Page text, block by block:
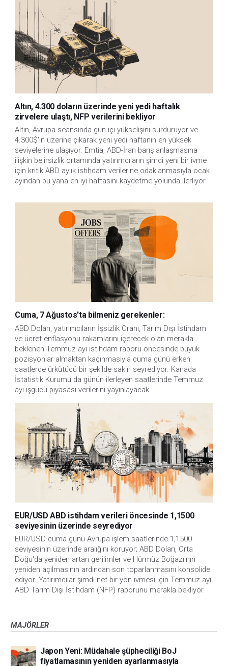
Altın, 4.300 doların üzerinde yeni yedi haftalık
zirvelere ulaştı, NFP verilerini bekliyor
Altın, Avrupa seansında gün içi yükselişini sürdürüyor ve
4.300$'ın üzerine çıkarak yeni yedi haftanın en yüksek
seviyelerine ulaşıyor. Emtia, ABD-İran barış anlaşmasına
ilişkin belirsizlik ortamında yatırımcıların şimdi yeni bir ivme
için kritik ABD aylık istihdam verilerine odaklanmasıyla ocak
ayından bu yana en iyi haftasını kaydetme yolunda ilerliyor.
Cuma, 7 Ağustos'ta bilmeniz gerekenler:
ABD Doları, yatırımcıların İşsizlik Oranı, Tarım Dışı İstihdam
ve ücret enflasyonu rakamlarını içerecek olan merakla
beklenen Temmuz ayı istihdam raporu öncesinde büyük
pozisyonlar almaktan kaçınmasıyla cuma günü erken
saatlerde ürkütücü bir şekilde sakin seyrediyor. Kanada
İstatistik Kurumu da günün ilerleyen saatlerinde Temmuz
ayı işgücü piyasası verilerini yayınlayacak.
EUR/USD ABD istihdam verileri öncesinde 1,1500
seviyesinin üzerinde seyrediyor
EUR/USD cuma günü Avrupa işlem saatlerinde 1,1500
seviyesinin üzerinde aralığını koruyor; ABD Doları, Orta
Doğu'da yeniden artan gerilimler ve Hürmüz Boğazı'nın
yeniden açılmasının ardından son toparlanmasını konsolide
ediyor. Yatırımcılar şimdi net bir yön ivmesi için Temmuz ayı
ABD Tarım Dışı İstihdam (NFP) raporunu merakla bekliyor.
MAJÖRLER
Japon Yeni: Müdahale şüpheciliği BoJ
fiyatlamasının yeniden ayarlanmasıyla